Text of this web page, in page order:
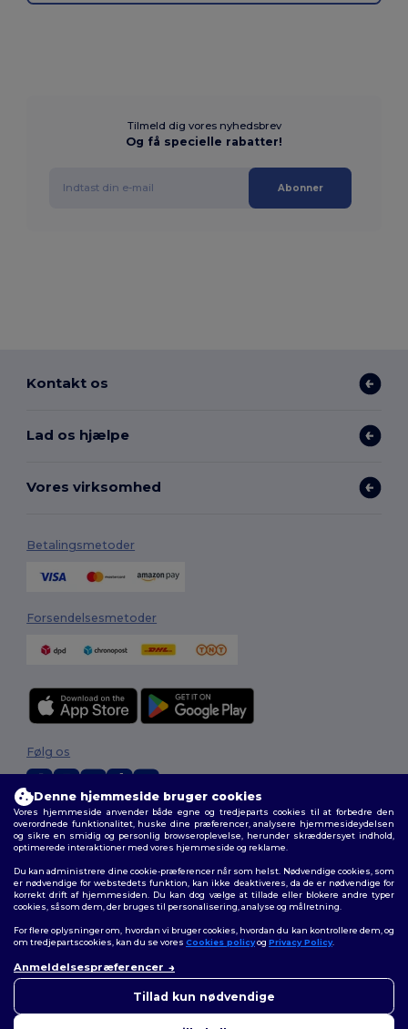
Tilmeld dig vores nyhedsbrev
Og få specielle rabatter!
Abonner
Kontakt os
Lad os hjælpe
Vores virksomhed
Betalingsmetoder
Forsendelsesmetoder
2026. Alle rettigheder forbeholdes
Vilkår og Betingelser|Tilpasset politik|Fortrolighedspolitik|Politik for
cookies|Sitemap
Følg os
Denne hjemmeside bruger cookies
Vores hjemmeside anvender både egne og tredjeparts cookies til at forbedre den
overordnede funktionalitet, huske dine præferencer, analysere hjemmesideydelsen
og sikre en smidig og personlig browseroplevelse, herunder skræddersyet indhold,
optimerede interaktioner med vores hjemmeside og reklame.
Du kan administrere dine cookie-præferencer når som helst. Nødvendige cookies, som
er nødvendige for webstedets funktion, kan ikke deaktiveres, da de er nødvendige for
korrekt drift af hjemmesiden. Du kan dog vælge at tillade eller blokere andre typer
cookies, såsom dem, der bruges til personalisering, analyse og målretning.
For flere oplysninger om, hvordan vi bruger cookies, hvordan du kan kontrollere dem, og
om tredjepartscookies, kan du se vores Cookies policyog Privacy Policy.
Anmeldelsespræferencer
Tillad kun nødvendige
bekymringer, kan du kontakte